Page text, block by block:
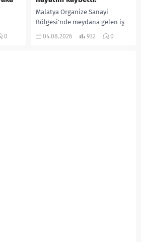
0
Malatya Organize Sanayi
Bölgesi’nde meydana gelen iş
kazasında, pres makinesine
04.08.2026 932 0